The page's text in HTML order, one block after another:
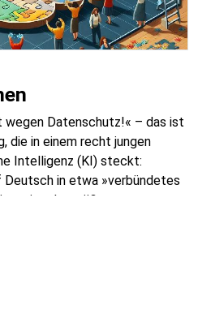
wegen Datenschutz!« – das ist
die in einem recht jungen
Intelligenz (KI) steckt:
in etwa »verbündetes
eine der größten